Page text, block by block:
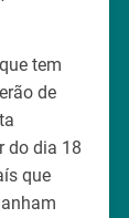
tem
de
do dia 18
que